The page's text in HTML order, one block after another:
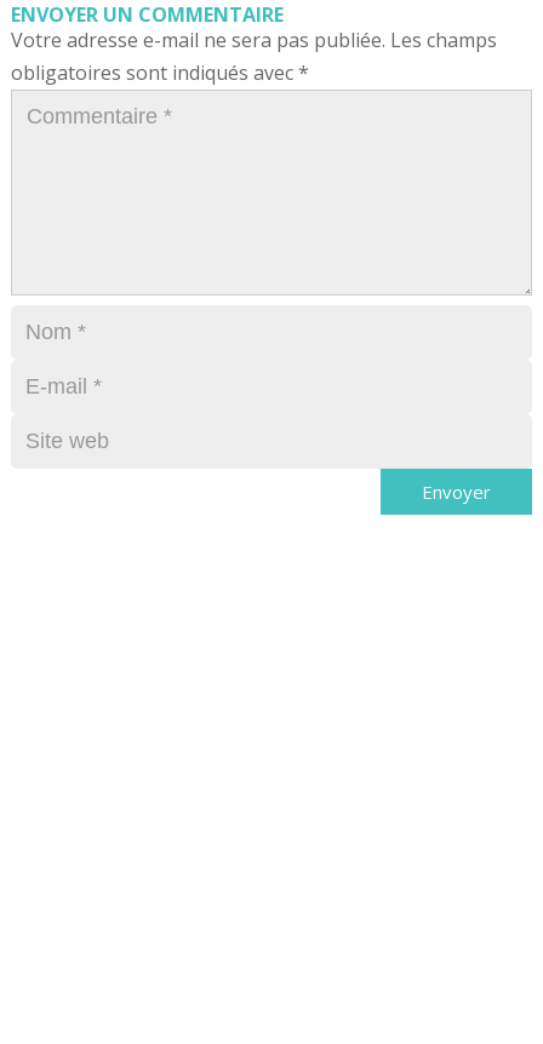
ENVOYER UN COMMENTAIRE
Votre adresse e-mail ne sera pas publiée. Les champs
obligatoires sont indiqués avec*